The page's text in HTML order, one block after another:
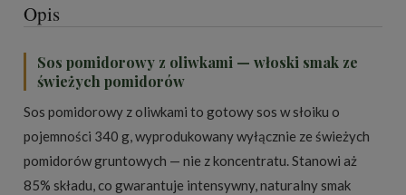
Opis
Sos pomidorowy z oliwkami — włoski smak ze
świeżych pomidorów
Sos pomidorowy z oliwkami to gotowy sos w słoiku o
pojemności 340 g, wyprodukowany wyłącznie ze świeżych
pomidorów gruntowych — nie z koncentratu. Stanowi aż
85% składu, co gwarantuje intensywny, naturalny smak